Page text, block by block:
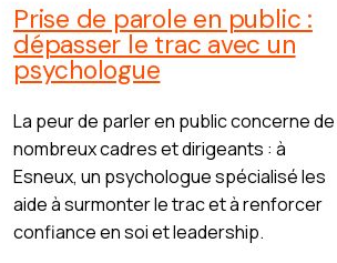
Prise de parole en public :
dépasser le trac avec un
psychologue
La peur de parler en public concerne de
nombreux cadres et dirigeants : à
Esneux, un psychologue spécialisé les
aide à surmonter le trac et à renforcer
confiance en soi et leadership.